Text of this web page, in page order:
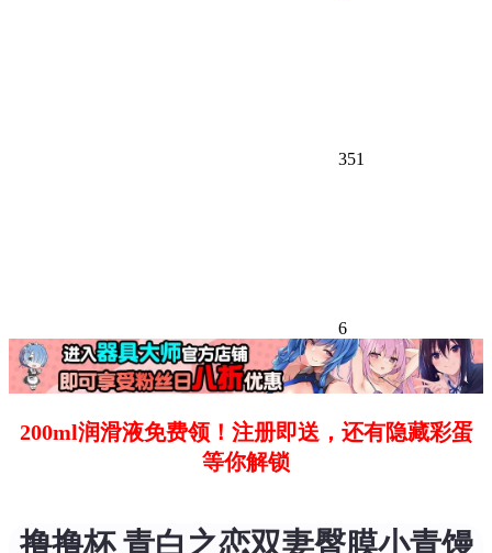
351
6
200ml润滑液免费领！注册即送，还有隐藏彩蛋
等你解锁
撸撸杯 青白之恋双妻臀膜小青馒